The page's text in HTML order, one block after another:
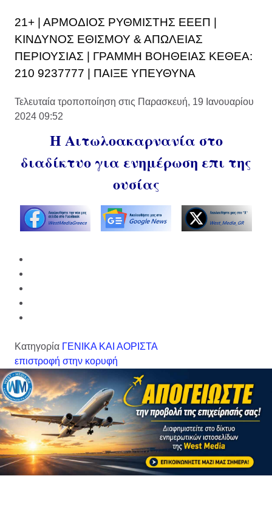
21+ | ΑΡΜΟΔΙΟΣ ΡΥΘΜΙΣΤΗΣ ΕΕΕΠ |
ΚΙΝΔΥΝΟΣ ΕΘΙΣΜΟΥ & ΑΠΩΛΕΙΑΣ
ΠΕΡΙΟΥΣΙΑΣ | ΓΡΑΜΜΗ ΒΟΗΘΕΙΑΣ ΚΕΘΕΑ:
210 9237777 | ΠΑΙΞΕ ΥΠΕΥΘΥΝΑ
Τελευταία τροποποίηση στις Παρασκευή, 19 Ιανουαρίου
2024 09:52
Η Αιτωλοακαρνανία στο
διαδίκτυο για ενημέρωση επι της
ουσίας
Κατηγορία ΓΕΝΙΚΑ ΚΑΙ ΑΟΡΙΣΤΑ
επιστροφή στην κορυφή